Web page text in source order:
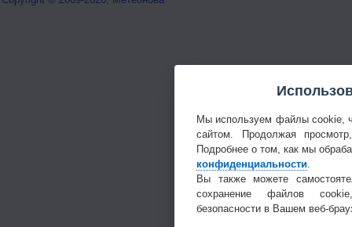
Мы используем файлы cookie,
сайтом. Продолжая
Подробнее о том, как мы
конфиденциальности.
Вы также можете
сохранение файлов
безопасности в Вашем веб-